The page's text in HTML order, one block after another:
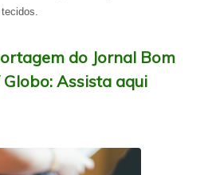
do Jornal Bom
Assista aqui